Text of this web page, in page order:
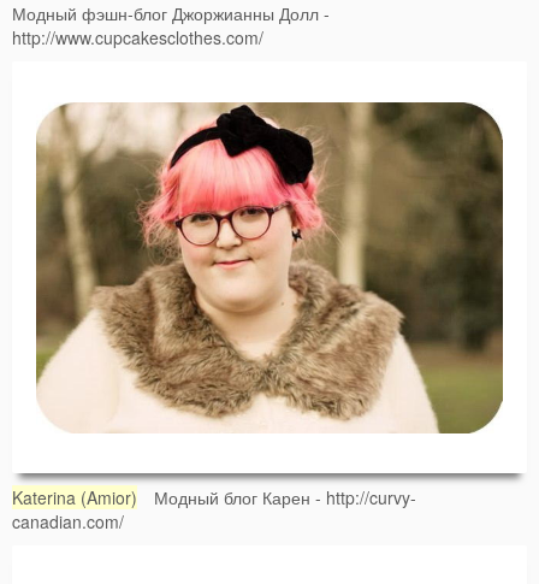
Модный фэшн-блог Джоржианны Долл -
http://www.cupcakesclothes.com/
Katerina (Amior) Модный блог Карен - http://curvy-
canadian.com/